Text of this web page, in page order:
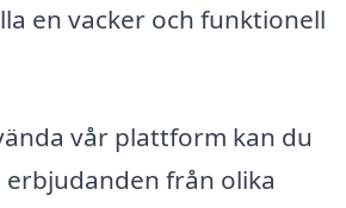
en vacker och funktionell
vår plattform kan du
från olika